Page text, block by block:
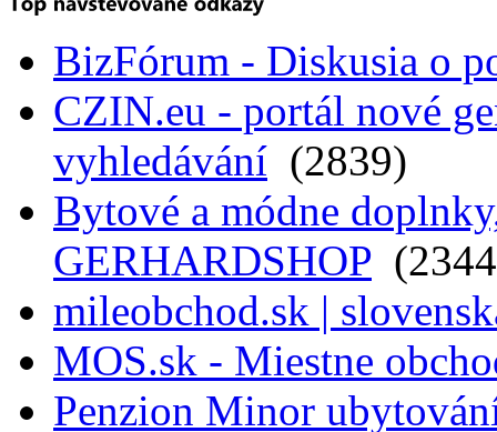
BizFórum - Diskusia o
CZIN.eu - portál nové
vyhledávání (2839)
Bytové a módne
GERHARDSHOP
mileobchod.sk |
MOS.sk - Miestne
Penzion Minor